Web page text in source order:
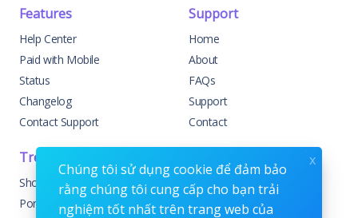
Features
Help Center
Paid with Mobile
Status
Changelog
Contact Support
Support
Home
About
FAQs
Support
Contact
Trending
Shop
Portfolio
Knowledge Center
Custom Development
Chúng tôi sử dụng cookie để đảm bảo
rằng chúng tôi cung cấp cho bạn trải
nghiệm tốt nhất trên trang web của
x